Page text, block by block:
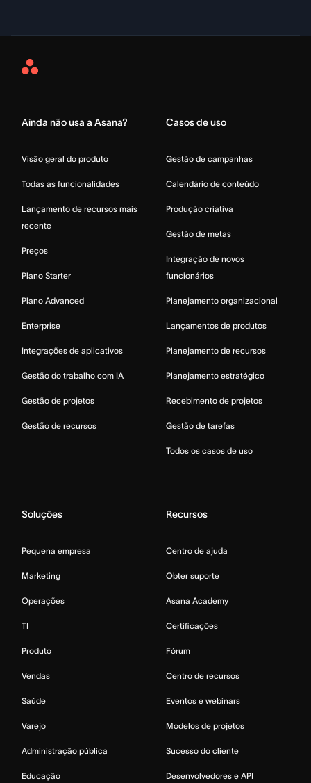
Asana
Ainda não usa a Asana?
Visão geral do produto
Todas as funcionalidades
Lançamento de recursos mais
recente
Preços
Plano Starter
Plano Advanced
Enterprise
Integrações de aplicativos
Gestão do trabalho com IA
Gestão de projetos
Gestão de recursos
Casos de uso
Gestão de campanhas
Calendário de conteúdo
Produção criativa
Gestão de metas
Integração de novos
funcionários
Planejamento organizacional
Lançamentos de produtos
Planejamento de recursos
Planejamento estratégico
Recebimento de projetos
Gestão de tarefas
Todos os casos de uso
Soluções
Pequena empresa
Marketing
Operações
TI
Produto
Vendas
Saúde
Varejo
Administração pública
Educação
Recursos
Centro de ajuda
Obter suporte
Asana Academy
Certificações
Fórum
Centro de recursos
Eventos e webinars
Modelos de projetos
Sucesso do cliente
Desenvolvedores e API